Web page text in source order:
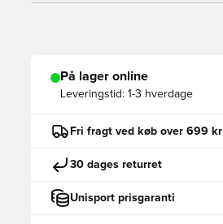
På lager online
Leveringstid: 1-3 hverdage
Fri fragt ved køb over 699 kr
30 dages returret
Unisport prisgaranti